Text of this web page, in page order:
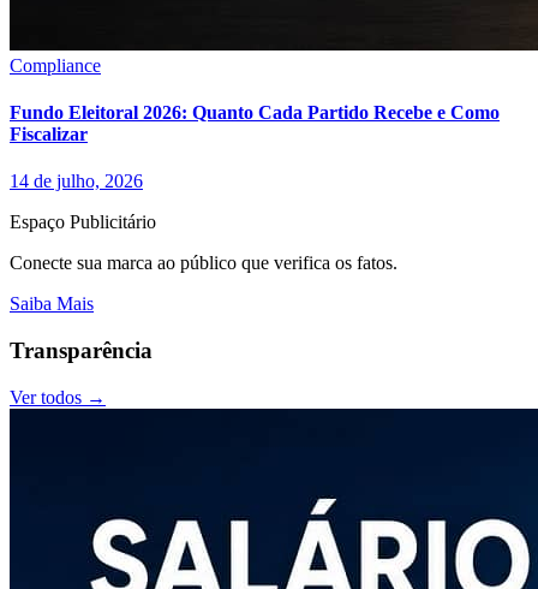
Compliance
Fundo Eleitoral 2026: Quanto Cada Partido Recebe e Como
Fiscalizar
14 de julho, 2026
Espaço Publicitário
Conecte sua marca ao público que verifica os fatos.
Saiba Mais
Transparência
Ver todos →